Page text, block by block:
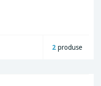
2 produse